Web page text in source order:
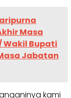
Masa
Wakil Bupati
Jabatan
kami